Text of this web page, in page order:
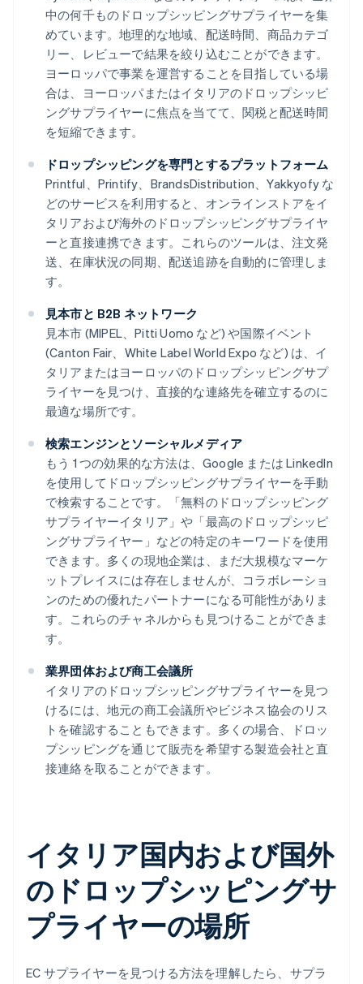
中の何千ものドロップシッピングサプライヤーを集
めています。地理的な地域、配送時間、商品カテゴ
リー、レビューで結果を絞り込むことができます。
ヨーロッパで事業を運営することを目指している場
合は、ヨーロッパまたはイタリアのドロップシッピ
ングサプライヤーに焦点を当てて、関税と配送時間
を短縮できます。
ドロップシッピングを専門とするプラットフォーム
Printful、Printify、BrandsDistribution、Yakkyofy な
どのサービスを利用すると、オンラインストアをイ
タリアおよび海外のドロップシッピングサプライヤ
ーと直接連携できます。これらのツールは、注文発
送、在庫状況の同期、配送追跡を自動的に管理しま
す。
見本市と B2B ネットワーク
見本市 (MIPEL、Pitti Uomo など) や国際イベント
(Canton Fair、White Label World Expo など) は、イ
タリアまたはヨーロッパのドロップシッピングサプ
ライヤーを見つけ、直接的な連絡先を確立するのに
最適な場所です。
検索エンジンとソーシャルメディア
もう 1 つの効果的な方法は、Google または LinkedIn
を使用してドロップシッピングサプライヤーを手動
で検索することです。「無料のドロップシッピング
サプライヤーイタリア」や「最高のドロップシッピ
ングサプライヤー」などの特定のキーワードを使用
できます。多くの現地企業は、まだ大規模なマーケ
ットプレイスには存在しませんが、コラボレーショ
ンのための優れたパートナーになる可能性がありま
す。これらのチャネルからも見つけることができま
す。
業界団体および商工会議所
イタリアのドロップシッピングサプライヤーを見つ
けるには、地元の商工会議所やビジネス協会のリス
トを確認することもできます。多くの場合、ドロッ
プシッピングを通じて販売を希望する製造会社と直
接連絡を取ることができます。
イタリア国内および国外
のドロップシッピングサ
プライヤーの場所
EC サプライヤーを見つける方法を理解したら、サプラ